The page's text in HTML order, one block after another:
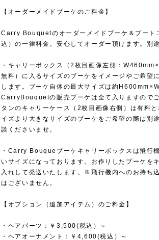
【オーダーメイドブーケのご料金】
Carry Bouquetのオーダーメイドブーケ＆ブー
込）の一律料金。安心してオーダー頂けます。別途
・キャリーボックス（2枚目画像左側：
無料）に入るサイズのブーケをイメージやご希望
します。ブーケ自体の最大サイズは約
CarryBouquetの販売ブーケは全て入りますので
タンのキャリーケース（2枚目画像右側）は有料
イズより大きなサイズのブーケをご希望の際は別
談くださいませ。
・Carry Bouqueブーケキャリーボックスは飛行
いサイズになっております。お作りしたブーケを
入れして発送いたします。※飛行機内へのお持ち
はございません。
【オプション（追加アイテム）のご料金】
・ヘアパーツ：￥3,500(税込）～
・ヘアオーナメント：￥4,600(税込）～